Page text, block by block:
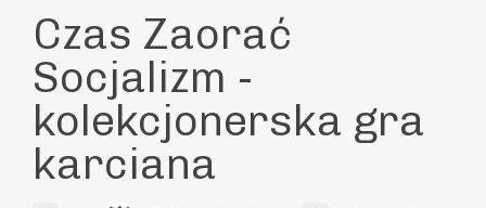
Czas Zaorać
Socjalizm -
kolekcjonerska gra
karciana